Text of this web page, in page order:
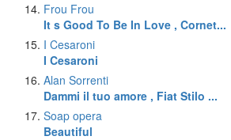
Frou Frou
It s Good To Be In Love , Cornet...
I Cesaroni
I Cesaroni
Alan Sorrenti
Dammi il tuo amore , Fiat Stilo ...
Soap opera
Beautiful